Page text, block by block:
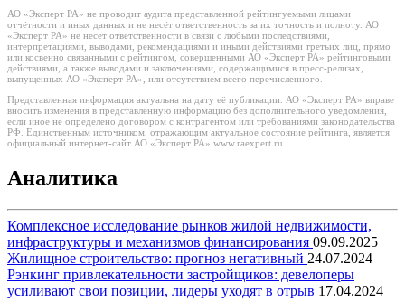
АО «Эксперт РА» не проводит аудита представленной рейтингуемыми лицами
отчётности и иных данных и не несёт ответственность за их точность и полноту. АО
«Эксперт РА» не несет ответственности в связи с любыми последствиями,
интерпретациями, выводами, рекомендациями и иными действиями третьих лиц, прямо
или косвенно связанными с рейтингом, совершенными АО «Эксперт РА» рейтинговыми
действиями, а также выводами и заключениями, содержащимися в пресс-релизах,
выпущенных АО «Эксперт РА», или отсутствием всего перечисленного.
Представленная информация актуальна на дату её публикации. АО «Эксперт РА» вправе
вносить изменения в представленную информацию без дополнительного уведомления,
если иное не определено договором с контрагентом или требованиями законодательства
РФ. Единственным источником, отражающим актуальное состояние рейтинга, является
официальный интернет-сайт АО «Эксперт РА» www.raexpert.ru.
Аналитика
Комплексное исследование рынков жилой недвижимости,
инфраструктуры и механизмов финансирования 09.09.2025
Жилищное строительство: прогноз негативный 24.07.2024
Рэнкинг привлекательности застройщиков: девелоперы
усиливают свои позиции, лидеры уходят в отрыв 17.04.2024